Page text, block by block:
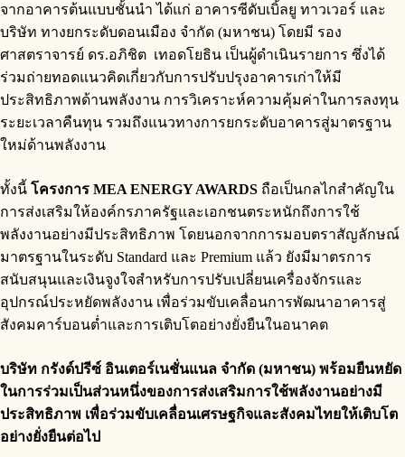
จากอาคารต้นแบบชั้นนำ ได้แก่ อาคารซีดับเบิ้ลยู ทาวเวอร์ และ
บริษัท ทางยกระดับดอนเมือง จำกัด (มหาชน) โดยมี รอง
ศาสตราจารย์ ดร.อภิชิต เทอดโยธิน เป็นผู้ดำเนินรายการ ซึ่งได้
ร่วมถ่ายทอดแนวคิดเกี่ยวกับการปรับปรุงอาคารเก่าให้มี
ประสิทธิภาพด้านพลังงาน การวิเคราะห์ความคุ้มค่าในการลงทุน
ระยะเวลาคืนทุน รวมถึงแนวทางการยกระดับอาคารสู่มาตรฐาน
ใหม่ด้านพลังงาน
ทั้งนี้ โครงการ MEA ENERGY AWARDS ถือเป็นกลไกสำคัญใน
การส่งเสริมให้องค์กรภาครัฐและเอกชนตระหนักถึงการใช้
พลังงานอย่างมีประสิทธิภาพ โดยนอกจากการมอบตราสัญลักษณ์
มาตรฐานในระดับ Standard และ Premium แล้ว ยังมีมาตรการ
สนับสนุนและเงินจูงใจสำหรับการปรับเปลี่ยนเครื่องจักรและ
อุปกรณ์ประหยัดพลังงาน เพื่อร่วมขับเคลื่อนการพัฒนาอาคารสู่
สังคมคาร์บอนต่ำและการเติบโตอย่างยั่งยืนในอนาคต
บริษัท กรังด์ปรีซ์ อินเตอร์เนชั่นแนล จำกัด (มหาชน) พร้อมยืนหยัด
ในการร่วมเป็นส่วนหนึ่งของการส่งเสริมการใช้พลังงานอย่างมี
ประสิทธิภาพ เพื่อร่วมขับเคลื่อนเศรษฐกิจและสังคมไทยให้เติบโต
อย่างยั่งยืนต่อไป